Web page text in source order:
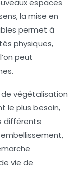
la mise en
permet à
physiques,
peut
végétalisation
le plus besoin,
différents
embellissement,
vie de